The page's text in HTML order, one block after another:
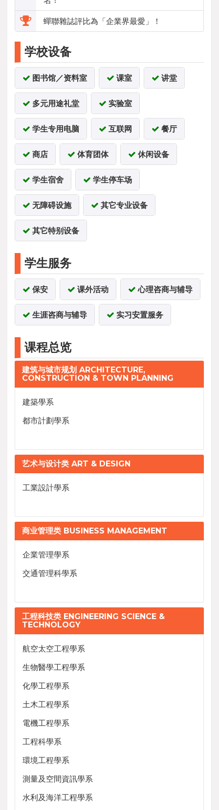
蟬聯雜誌評比為「企業界最愛」！
学校设备
图书馆／资料室 课室 讲堂
多元用途礼堂 实验室
学生专用电脑 互联网 餐厅
商店 体育团体 休闲设备
学生宿舍 学生停车场
无障碍设施 其它专业设备
其它特别设备
学生服务
保安 课外活动 心理咨商与辅导
生涯咨商与辅导 实习安置服务
课程总览
建筑与城市规划 ARCHITECTURE,
CONSTRUCTION & TOWN PLANNING
建築學系
都市計劃學系
艺术与设计类 ART & DESIGN
工業設計學系
商业管理类 BUSINESS MANAGEMENT
企業管理學系
交通管理科學系
工程科技类 ENGINEERING SCIENCE &
TECHNOLOGY
航空太空工程學系
生物醫學工程學系
化學工程學系
土木工程學系
電機工程學系
工程科學系
環境工程學系
測量及空間資訊學系
水利及海洋工程學系